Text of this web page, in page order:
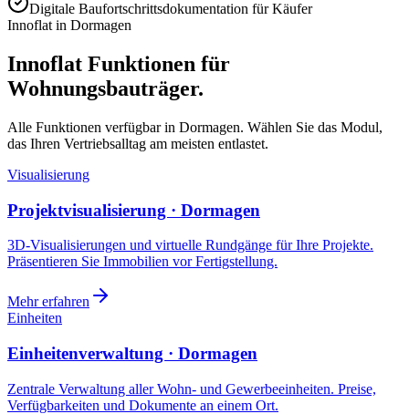
Digitale Baufortschrittsdokumentation für Käufer
Innoflat in Dormagen
Innoflat Funktionen für
Wohnungsbauträger.
Alle Funktionen verfügbar in Dormagen. Wählen Sie das Modul,
das Ihren Vertriebsalltag am meisten entlastet.
Visualisierung
Projektvisualisierung · Dormagen
3D-Visualisierungen und virtuelle Rundgänge für Ihre Projekte.
Präsentieren Sie Immobilien vor Fertigstellung.
Mehr erfahren
Einheiten
Einheitenverwaltung · Dormagen
Zentrale Verwaltung aller Wohn- und Gewerbeeinheiten. Preise,
Verfügbarkeiten und Dokumente an einem Ort.